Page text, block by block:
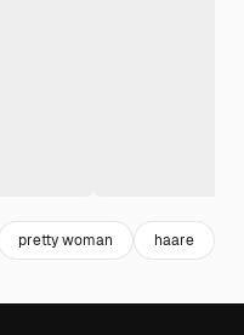
pretty woman haare